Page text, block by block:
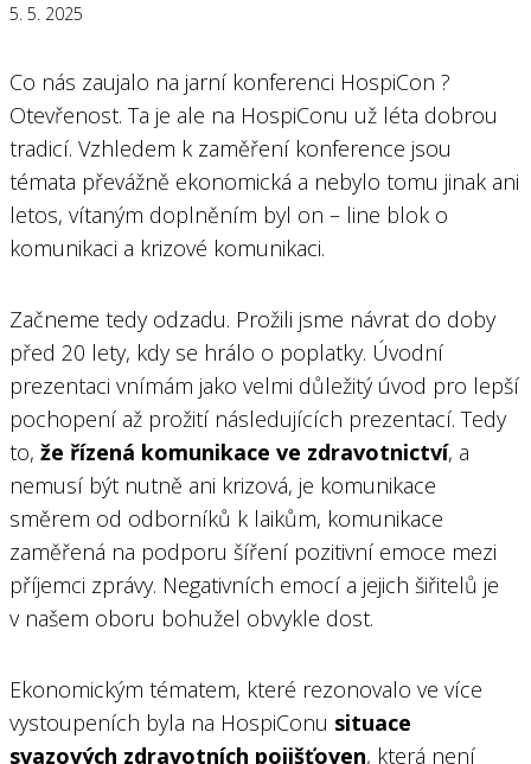
5. 5. 2025
Co nás zaujalo na jarní konferenci HospiCon ?
Otevřenost. Ta je ale na HospiConu už léta dobrou
tradicí. Vzhledem k zaměření konference jsou
témata převážně ekonomická a nebylo tomu jinak ani
letos, vítaným doplněním byl on – line blok o
komunikaci a krizové komunikaci.
Začneme tedy odzadu. Prožili jsme návrat do doby
před 20 lety, kdy se hrálo o poplatky. Úvodní
prezentaci vnímám jako velmi důležitý úvod pro lepší
pochopení až prožití následujících prezentací. Tedy
to, že řízená komunikace ve zdravotnictví, a
nemusí být nutně ani krizová, je komunikace
směrem od odborníků k laikům, komunikace
zaměřená na podporu šíření pozitivní emoce mezi
příjemci zprávy. Negativních emocí a jejich šiřitelů je
v našem oboru bohužel obvykle dost.
Ekonomickým tématem, které rezonovalo ve více
vystoupeních byla na HospiConu situace
svazových zdravotních pojišťoven, která není